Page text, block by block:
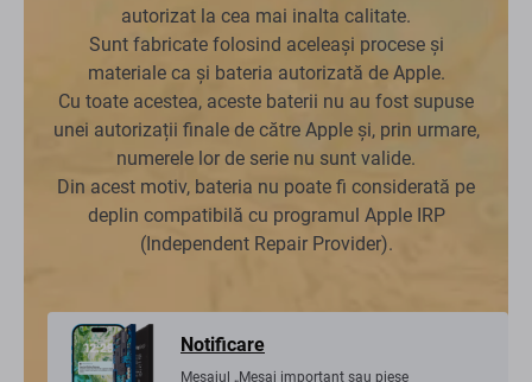
autorizat la cea mai inalta calitate.
Sunt fabricate folosind aceleași procese și
materiale ca și bateria autorizată de Apple.
Cu toate acestea, aceste baterii nu au fost supuse
unei autorizații finale de către Apple și, prin urmare,
numerele lor de serie nu sunt valide.
Din acest motiv, bateria nu poate fi considerată pe
deplin compatibilă cu programul Apple IRP
(Independent Repair Provider).
Notificare
Mesajul „Mesaj important sau piese